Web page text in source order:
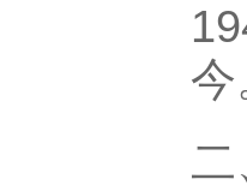
今‌